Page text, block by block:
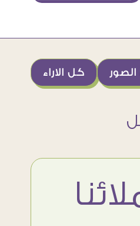
كل الاراء